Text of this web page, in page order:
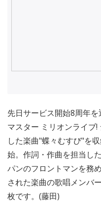
先日サービス開始8周年
マスター ミリオンライブ
した楽曲"蝶々むすび"を
始。作詞・作曲を担当し
パンのフロントマンを務
された楽曲の歌唱メンバ
枚です。(藤田)